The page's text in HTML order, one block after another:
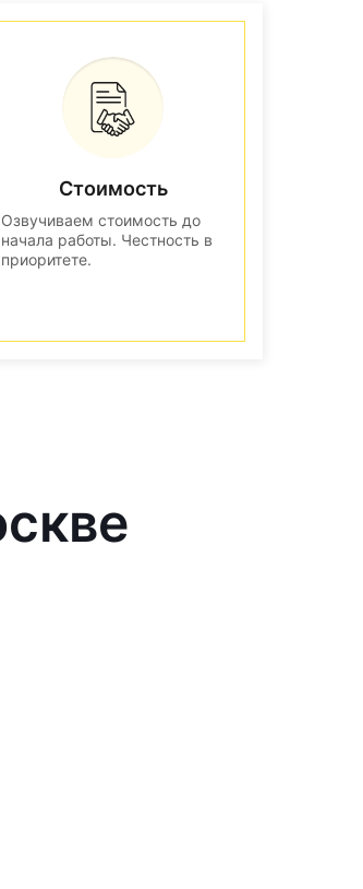
Стоимость
Озвучиваем стоимость до
начала работы. Честность в
приоритете.